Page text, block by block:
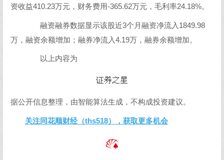
资收益410.23万元，财务费用-365.62万元，毛利率24.18%。
融资融券数据显示该股近3个月融资净流入1849.98
万，融资余额增加；融券净流入4.19万，融券余额增加。
以上内容为
据公开信息整理，由智能算法生成，不构成投资建议。
关注同花顺财经（ths518），获取更多机会